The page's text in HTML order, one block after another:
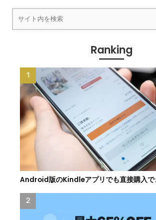
Ranking
Android版のKindleアプリでも直接購入で